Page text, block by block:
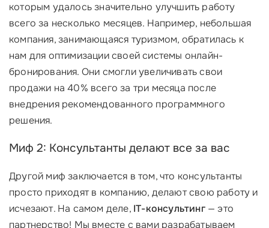
которым удалось значительно улучшить работу
всего за несколько месяцев. Например, небольшая
компания, занимающаяся туризмом, обратилась к
нам для оптимизации своей системы онлайн-
бронирования. Они смогли увеличивать свои
продажи на 40% всего за три месяца после
внедрения рекомендованного программного
решения.
Миф 2: Консультанты делают все за вас
Другой миф заключается в том, что консультанты
просто приходят в компанию, делают свою работу и
исчезают. На самом деле, IT-консультинг— это
партнерство! Мы вместе с вами разрабатываем